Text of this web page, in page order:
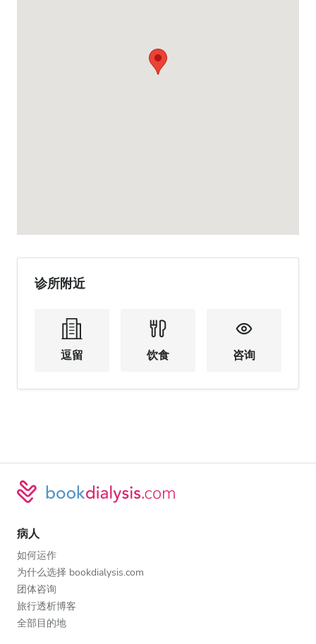
诊所附近
逗留 饮食 咨询
病人
如何运作
为什么选择 bookdialysis.com
团体咨询
旅行透析博客
全部目的地